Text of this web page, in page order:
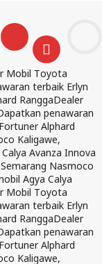
Mobil Toyota
terbaik Erlyn
RanggaDealer
penawaran
Alphard
Kaligawe,
Avanza Innova
Nasmoco
Agya Calya
Mobil Toyota
terbaik Erlyn
RanggaDealer
penawaran
Alphard
Kaligawe,